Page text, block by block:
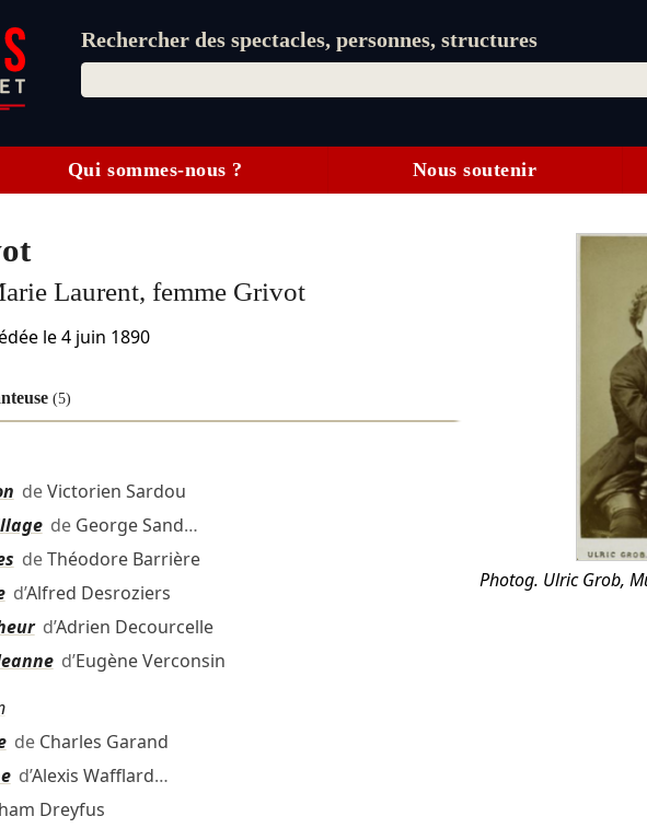
Rechercher des spectacles, personnes, structures
Qui sommes-nous ? Nous soutenir
Photog. Ulric Grob,
Laurent, femme Grivot
le4 juin 1890
(5)
deVictorien Sardou
de George Sand…
deThéodore Barrière
d’Alfred Desroziers
d’Adrien Decourcelle
d’Eugène Verconsin
de Charles Garand
d’Alexis Wafflard…
Dreyfus